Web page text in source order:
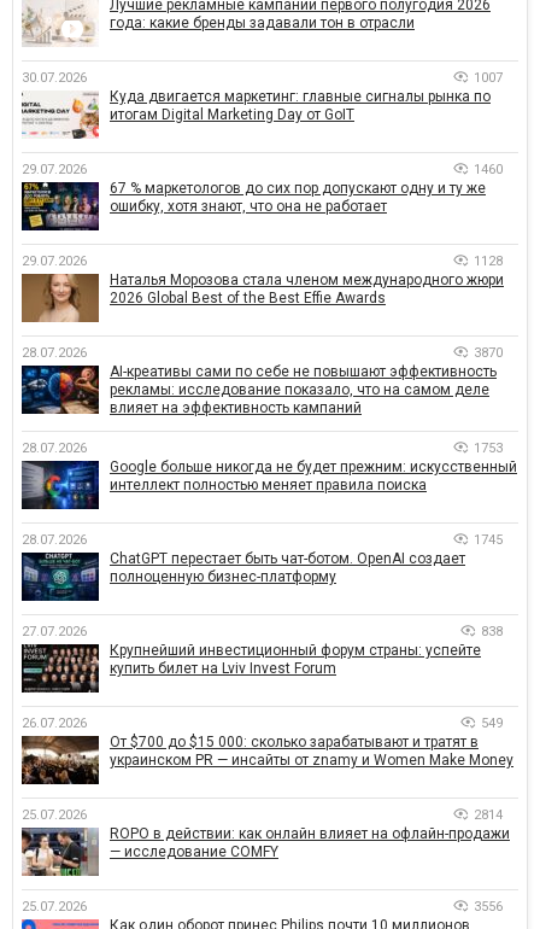
Лучшие рекламные кампании первого полугодия 2026
года: какие бренды задавали тон в отрасли
30.07.2026 1007
Куда двигается маркетинг: главные сигналы рынка по
итогам Digital Marketing Day от GoIT
29.07.2026 1460
67 % маркетологов до сих пор допускают одну и ту же
ошибку, хотя знают, что она не работает
29.07.2026 1128
Наталья Морозова стала членом международного жюри
2026 Global Best of the Best Effie Awards
28.07.2026 3870
AI-креативы сами по себе не повышают эффективность
рекламы: исследование показало, что на самом деле
влияет на эффективность кампаний
28.07.2026 1753
Google больше никогда не будет прежним: искусственный
интеллект полностью меняет правила поиска
28.07.2026 1745
ChatGPT перестает быть чат-ботом. OpenAI создает
полноценную бизнес-платформу
27.07.2026 838
Крупнейший инвестиционный форум страны: успейте
купить билет на Lviv Invest Forum
26.07.2026 549
От $700 до $15 000: сколько зарабатывают и тратят в
украинском PR — инсайты от znamy и Women Make Money
25.07.2026 2814
ROPO в действии: как онлайн влияет на офлайн-продажи
— исследование COMFY
25.07.2026 3556
Как один оборот принес Philips почти 10 миллионов